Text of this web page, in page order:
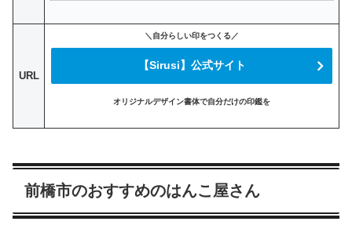
URL
＼自分らしい印をつくる／
【Sirusi】公式サイト
オリジナルデザイン書体で自分だけの印鑑を
前橋市のおすすめのはんこ屋さん